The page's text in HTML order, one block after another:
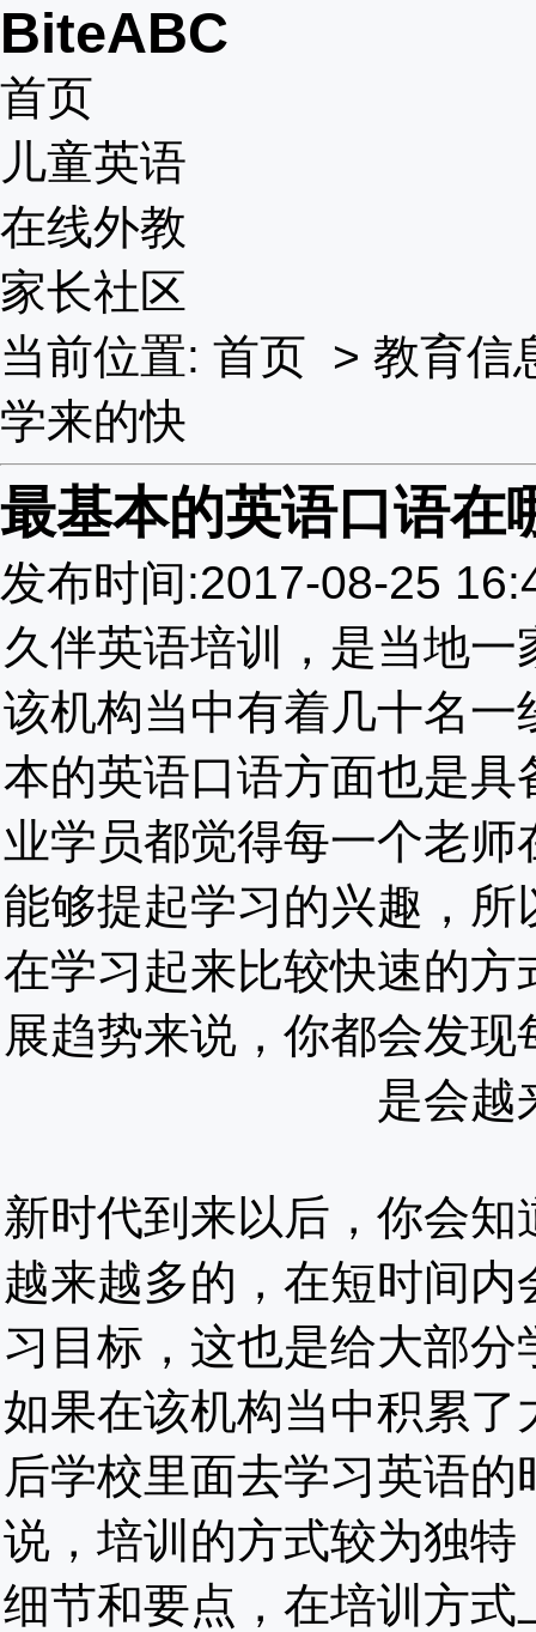
BiteABC
首页
儿童英语
在线外教
家长社区
当前位置: 首页 > 教育信
学来的快
最基本的英语口语在
发布时间:2017-08-25
久伴英语培训，是当地
该机构当中有着几十名
本的英语口语方面也是
业学员都觉得每一个老
能够提起学习的兴趣，
在学习起来比较快速的
展趋势来说，你都会发
是会越
新时代到来以后，你会
越来越多的，在短时间
习目标，这也是给大部
如果在该机构当中积累
后学校里面去学习英语
说，培训的方式较为独
细节和要点，在培训方